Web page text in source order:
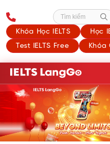
Khóa Học IELTS
Học
Test IELTS Free
Khóa
Tìm kiếm